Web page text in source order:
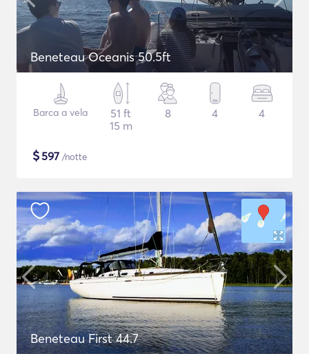
Beneteau Oceanis 50.5ft
Barca a vela
51 ft
15 m
8 4 4
$597 /notte
Beneteau First 44.7